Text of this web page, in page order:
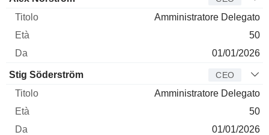
Amministratore Delegato
50
01/01/2026
Stig Söderström CEO
Amministratore Delegato
50
01/01/2026